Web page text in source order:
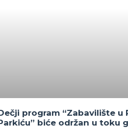
program “Zabavilište u
biće održan u toku